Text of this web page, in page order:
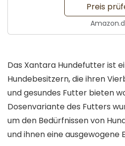
Preis
Das Xantara Hundefutter ist
Hundebesitzern, die ihren
und gesundes Futter bieten
Dosenvariante des Futters
um den Bedürfnissen von
und ihnen eine ausgewogene